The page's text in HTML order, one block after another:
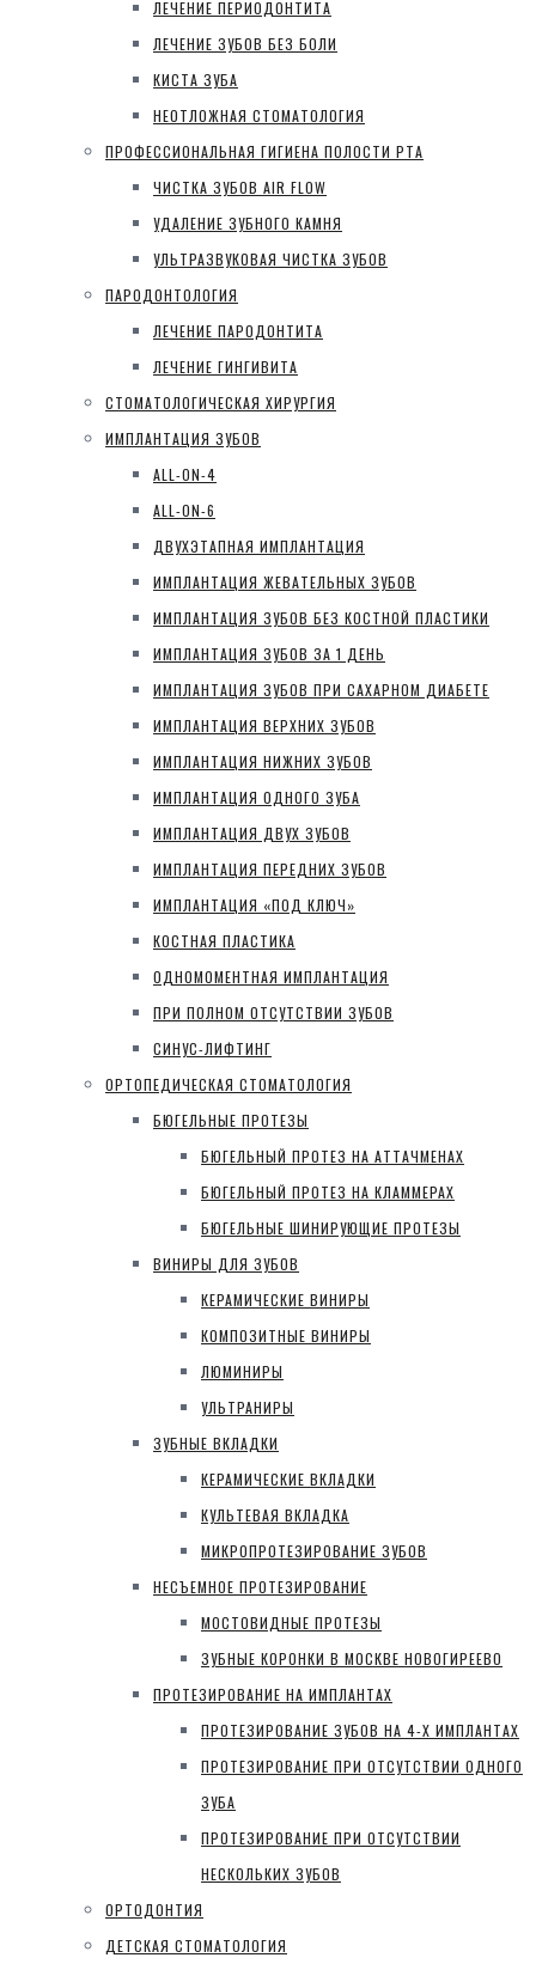
ЛЕЧЕНИЕ ПЕРИОДОНТИТА
ЛЕЧЕНИЕ ЗУБОВ БЕЗ БОЛИ
КИСТА ЗУБА
НЕОТЛОЖНАЯ СТОМАТОЛОГИЯ
ПРОФЕССИОНАЛЬНАЯ ГИГИЕНА ПОЛОСТИ РТА
ЧИСТКА ЗУБОВ AIR FLOW
УДАЛЕНИЕ ЗУБНОГО КАМНЯ
УЛЬТРАЗВУКОВАЯ ЧИСТКА ЗУБОВ
ПАРОДОНТОЛОГИЯ
ЛЕЧЕНИЕ ПАРОДОНТИТА
ЛЕЧЕНИЕ ГИНГИВИТА
СТОМАТОЛОГИЧЕСКАЯ ХИРУРГИЯ
ИМПЛАНТАЦИЯ ЗУБОВ
ALL-ON-4
ALL-ON-6
ДВУХЭТАПНАЯ ИМПЛАНТАЦИЯ
ИМПЛАНТАЦИЯ ЖЕВАТЕЛЬНЫХ ЗУБОВ
ИМПЛАНТАЦИЯ ЗУБОВ БЕЗ КОСТНОЙ ПЛАСТИКИ
ИМПЛАНТАЦИЯ ЗУБОВ ЗА 1 ДЕНЬ
ИМПЛАНТАЦИЯ ЗУБОВ ПРИ САХАРНОМ ДИАБЕТЕ
ИМПЛАНТАЦИЯ ВЕРХНИХ ЗУБОВ
ИМПЛАНТАЦИЯ НИЖНИХ ЗУБОВ
ИМПЛАНТАЦИЯ ОДНОГО ЗУБА
ИМПЛАНТАЦИЯ ДВУХ ЗУБОВ
ИМПЛАНТАЦИЯ ПЕРЕДНИХ ЗУБОВ
ИМПЛАНТАЦИЯ «ПОД КЛЮЧ»
КОСТНАЯ ПЛАСТИКА
ОДНОМОМЕНТНАЯ ИМПЛАНТАЦИЯ
ПРИ ПОЛНОМ ОТСУТСТВИИ ЗУБОВ
СИНУС-ЛИФТИНГ
ОРТОПЕДИЧЕСКАЯ СТОМАТОЛОГИЯ
БЮГЕЛЬНЫЕ ПРОТЕЗЫ
БЮГЕЛЬНЫЙ ПРОТЕЗ НА АТТАЧМЕНАХ
БЮГЕЛЬНЫЙ ПРОТЕЗ НА КЛАММЕРАХ
БЮГЕЛЬНЫЕ ШИНИРУЮЩИЕ ПРОТЕЗЫ
ВИНИРЫ ДЛЯ ЗУБОВ
КЕРАМИЧЕСКИЕ ВИНИРЫ
КОМПОЗИТНЫЕ ВИНИРЫ
ЛЮМИНИРЫ
УЛЬТРАНИРЫ
ЗУБНЫЕ ВКЛАДКИ
КЕРАМИЧЕСКИЕ ВКЛАДКИ
КУЛЬТЕВАЯ ВКЛАДКА
МИКРОПРОТЕЗИРОВАНИЕ ЗУБОВ
НЕСЪЕМНОЕ ПРОТЕЗИРОВАНИЕ
МОСТОВИДНЫЕ ПРОТЕЗЫ
ЗУБНЫЕ КОРОНКИ В МОСКВЕ НОВОГИРЕЕВО
ПРОТЕЗИРОВАНИЕ НА ИМПЛАНТАХ
ПРОТЕЗИРОВАНИЕ ЗУБОВ НА 4-Х ИМПЛАНТАХ
ПРОТЕЗИРОВАНИЕ ПРИ ОТСУТСТВИИ ОДНОГО
ЗУБА
ПРОТЕЗИРОВАНИЕ ПРИ ОТСУТСТВИИ
НЕСКОЛЬКИХ ЗУБОВ
ОРТОДОНТИЯ
ДЕТСКАЯ СТОМАТОЛОГИЯ